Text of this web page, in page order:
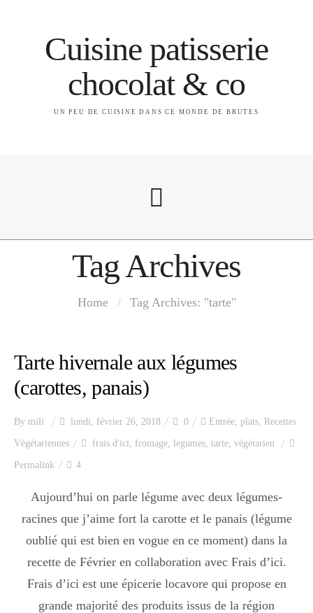
Cuisine patisserie
chocolat & co
UN PEU DE CUISINE DANS CE MONDE DE BRUTES
A propos
Index des recettes
Catégories
Apéro
Dessert
Tag Archives
Home / Tag Archives: "tarte"
Tarte hivernale aux légumes
(carottes, panais)
By mili lundi, février 26, 2018 0 Entrée, plats, Recettes
Végétariennes frais d'ici, fromage, legumes, tarte, végétarien
Permalink 4
Aujourd’hui on parle légume avec deux légumes-
racines que j’aime fort la carotte et le panais (légume
oublié qui est bien en vogue en ce moment) dans la
recette de Février en collaboration avec Frais d’ici.
Frais d’ici est une épicerie locavore qui propose en
grande majorité des produits issus de la région